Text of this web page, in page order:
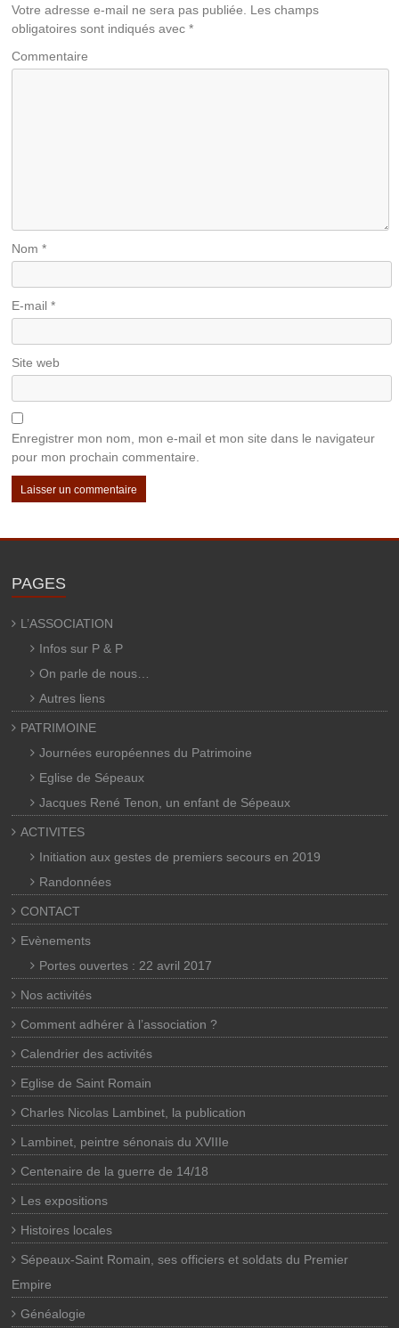
Votre adresse e-mail ne sera pas publiée. Les champs
obligatoires sont indiqués avec*
Commentaire
Nom*
E-mail*
Site web
Enregistrer mon nom, mon e-mail et mon site dans le navigateur
pour mon prochain commentaire.
PAGES
L’ASSOCIATION
Infos sur P & P
On parle de nous…
Autres liens
PATRIMOINE
Journées européennes du Patrimoine
Eglise de Sépeaux
Jacques René Tenon, un enfant de Sépeaux
ACTIVITES
Initiation aux gestes de premiers secours en 2019
Randonnées
CONTACT
Evènements
Portes ouvertes : 22 avril 2017
Nos activités
Comment adhérer à l’association ?
Calendrier des activités
Eglise de Saint Romain
Charles Nicolas Lambinet, la publication
Lambinet, peintre sénonais du XVIIIe
Centenaire de la guerre de 14/18
Les expositions
Histoires locales
Sépeaux-Saint Romain, ses officiers et soldats du Premier
Empire
Généalogie